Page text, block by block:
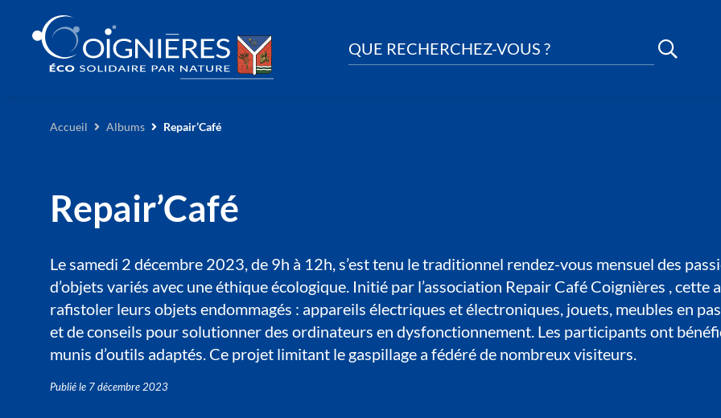
QUE RECHERCHEZ-VOUS ?
Accueil Albums Repair’Café
Repair’Café
Le samedi 2 décembre 2023, de 9h à 12h, s’est tenu le traditionnel rendez-vous mensuel des
d’objets variés avec une éthique écologique. Initié par l’association Repair Café Coignières ,
rafistoler leurs objets endommagés : appareils électriques et électroniques, jouets, meubles en
et de conseils pour solutionner des ordinateurs en dysfonctionnement. Les participants ont
munis d’outils adaptés. Ce projet limitant le gaspillage a fédéré de nombreux visiteurs.
Publié le 7 décembre 2023